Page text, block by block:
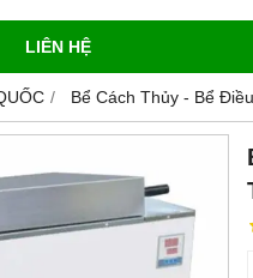
LIÊN HỆ
Bể Cách Thủy - Bể